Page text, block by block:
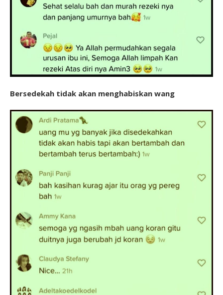
Bersedekah tidak akan menghabiskan wang